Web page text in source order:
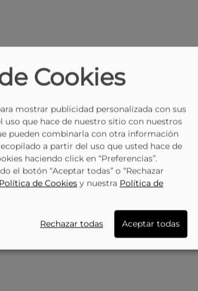
Cookies
mostrar publicidad personalizada con sus
que hace de nuestro sitio con nuestros
pueden combinarla con otra información
a partir del uso que usted hace de
haciendo click en “Preferencias”.
el botón “Aceptar todas” o “Rechazar
Política de Cookies y nuestra Política de
Rechazar todas Aceptar todas